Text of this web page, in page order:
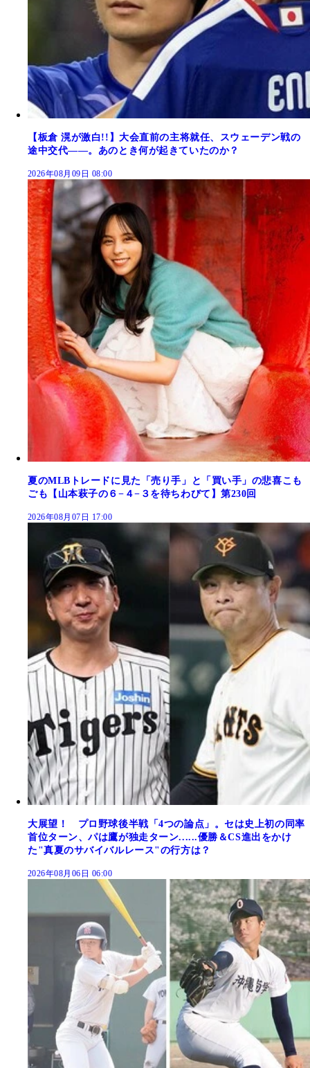
【板倉 滉が激白!!】大会直前の主将就任、スウェーデン戦の
途中交代――。あのとき何が起きていたのか？
2026年08月09日 08:00
夏のMLBトレードに見た「売り手」と「買い手」の悲喜こも
ごも【山本萩子の６−４−３を待ちわびて】第230回
2026年08月07日 17:00
大展望！ プロ野球後半戦「4つの論点」。セは史上初の同率
首位ターン、パは鷹が独走ターン......優勝＆CS進出をかけ
た"真夏のサバイバルレース"の行方は？
2026年08月06日 06:00